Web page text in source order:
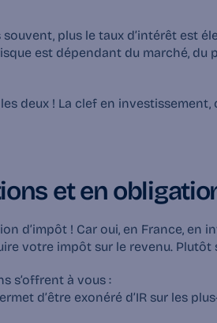
plus le taux d’intérêt est
est dépendant du marché, du
deux ! La clef en investissement,
et en
d’impôt ! Car oui, en France, en
votre impôt sur le revenu. Plutôt
s’offrent à vous :
d’être exonéré d’IR sur les